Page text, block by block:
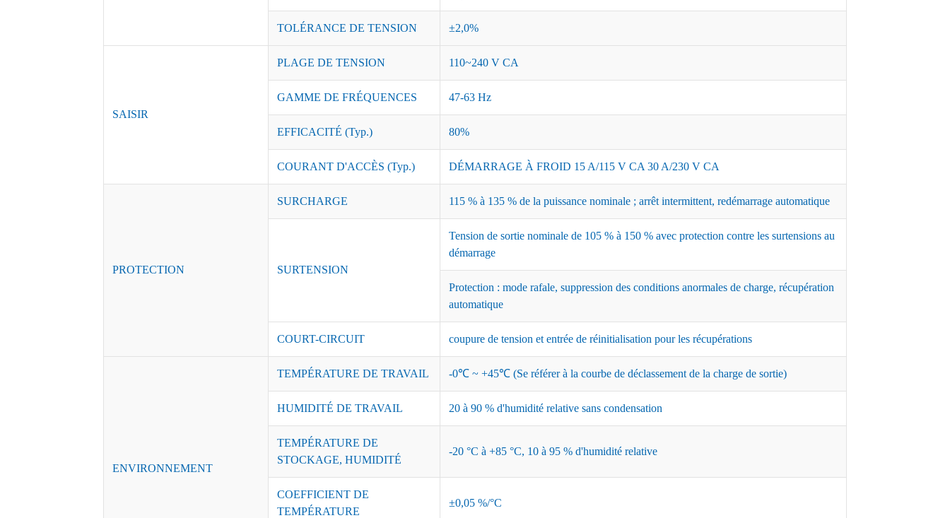
TOLÉRANCE DE TENSION ±2,0%
SAISIR
PLAGE DE TENSION 110~240 V CA
GAMME DE FRÉQUENCES 47-63 Hz
EFFICACITÉ (Typ.) 80%
COURANT D'ACCÈS (Typ.) DÉMARRAGE À FROID 15 A/115 V CA 30 A/230 V CA
PROTECTION
SURCHARGE 115 % à 135 % de la puissance nominale ; arrêt intermittent, redémarrage automatique
SURTENSION
Tension de sortie nominale de 105 % à 150 % avec protection contre les surtensions au
démarrage
Protection : mode rafale, suppression des conditions anormales de charge, récupération
automatique
COURT-CIRCUIT coupure de tension et entrée de réinitialisation pour les récupérations
ENVIRONNEMENT
TEMPÉRATURE DE TRAVAIL -0℃ ~ +45℃ (Se référer à la courbe de déclassement de la charge de sortie)
HUMIDITÉ DE TRAVAIL 20 à 90 % d'humidité relative sans condensation
TEMPÉRATURE DE
STOCKAGE, HUMIDITÉ
-20 °C à +85 °C, 10 à 95 % d'humidité relative
COEFFICIENT DE
TEMPÉRATURE
±0,05 %/°C